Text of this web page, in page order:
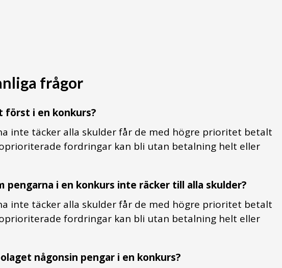
frågor
först i en konkurs?
inte täcker alla skulder får de med högre prioritet betalt
fordringar kan bli utan betalning helt eller
pengarna i en konkurs inte räcker till alla skulder?
inte täcker alla skulder får de med högre prioritet betalt
fordringar kan bli utan betalning helt eller
någonsin pengar i en konkurs?